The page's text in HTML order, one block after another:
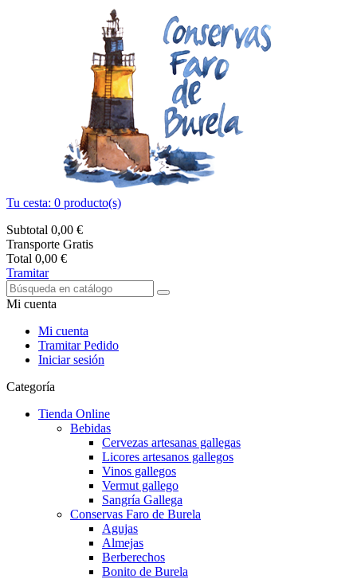
Tu cesta: 0 producto(s)
Subtotal 0,00 €
Transporte Gratis
Total 0,00 €
Tramitar
Mi cuenta
Mi cuenta
Tramitar Pedido
Iniciar sesión
Categoría
Tienda Online
Bebidas
Cervezas artesanas gallegas
Licores artesanos gallegos
Vinos gallegos
Vermut gallego
Sangría Gallega
Conservas Faro de Burela
Agujas
Almejas
Berberechos
Bonito de Burela